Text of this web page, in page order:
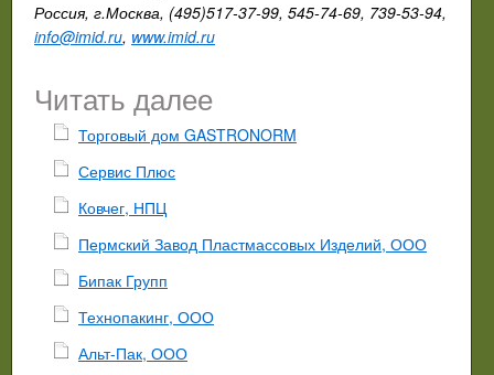
Россия, г.Москва, (495)517-37-99, 545-74-69, 739-53-94,
info@imid.ru, www.imid.ru
Читать далее
Торговый дом GASTRONORM
Сервис Плюс
Ковчег, НПЦ
Пермский Завод Пластмассовых Изделий, ООО
Бипак Групп
Технопакинг, ООО
Альт-Пак, ООО